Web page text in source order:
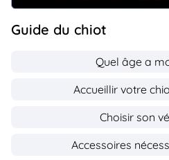
Guide du chiot
Quel âge a
Accueillir votre
Choisir son
Accessoires